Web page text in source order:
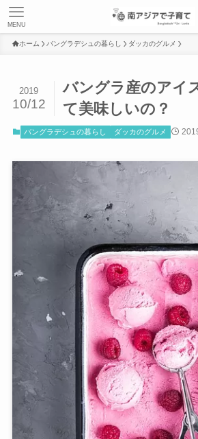
MENU
ホーム バングラデシュの暮らし ダッカのグルメ
バングラ産のアイ
て美味しいの？
2019
10/12
バングラデシュの暮らし ダッカのグルメ